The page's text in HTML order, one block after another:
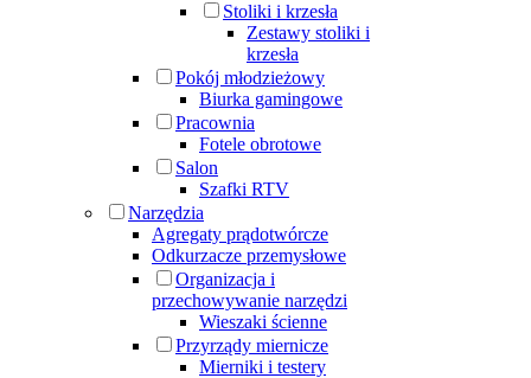
Stoliki i krzesła
Zestawy stoliki i
krzesła
Pokój młodzieżowy
Biurka gamingowe
Pracownia
Fotele obrotowe
Salon
Szafki RTV
Narzędzia
Agregaty prądotwórcze
Odkurzacze przemysłowe
Organizacja i
przechowywanie narzędzi
Wieszaki ścienne
Przyrządy miernicze
Mierniki i testery